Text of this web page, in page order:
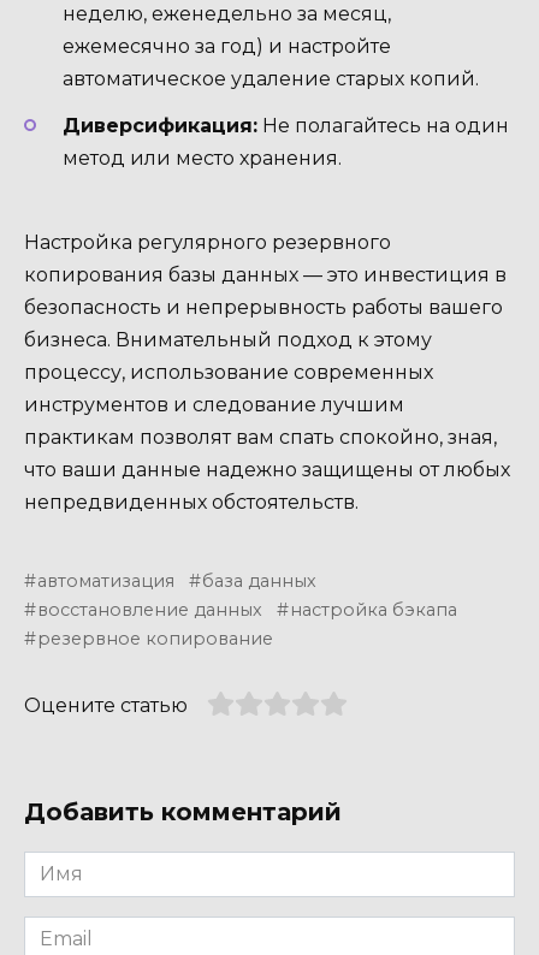
неделю, еженедельно за месяц,
ежемесячно за год) и настройте
автоматическое удаление старых копий.
Диверсификация: Не полагайтесь на один
метод или место хранения.
Настройка регулярного резервного
копирования базы данных — это инвестиция в
безопасность и непрерывность работы вашего
бизнеса. Внимательный подход к этому
процессу, использование современных
инструментов и следование лучшим
практикам позволят вам спать спокойно, зная,
что ваши данные надежно защищены от любых
непредвиденных обстоятельств.
автоматизация
база данных
восстановление данных
настройка бэкапа
резервное копирование
Оцените статью
Добавить комментарий
Имя
*
Email